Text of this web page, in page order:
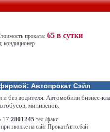
проката: 65 в сутки
кондиционер
Автопрокат Сэйл
без водителя. Автомобили бизнес-
минивенов.
17 2801245 тел./факс
на сайт ПрокатАвто.бай